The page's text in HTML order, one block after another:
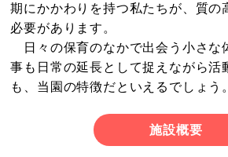
期にかかわりを持つ私たちが、質の
必要があります。
日々の保育のなかで出会う小さな
事も日常の延長として捉えながら活
も、当園の特徴だといえるでしょう。
施設概要